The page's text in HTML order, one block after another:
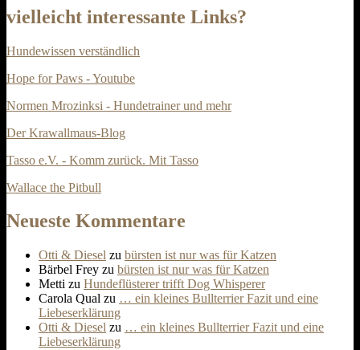
vielleicht interessante Links?
Hundewissen verständlich
Hope for Paws - Youtube
Normen Mrozinksi - Hundetrainer und mehr
Der Krawallmaus-Blog
Tasso e.V. - Komm zurück. Mit Tasso
Wallace the Pitbull
Neueste Kommentare
Otti & Diesel zu bürsten ist nur was für Katzen
Bärbel Frey zu bürsten ist nur was für Katzen
Metti zu Hundeflüsterer trifft Dog Whisperer
Carola Qual zu … ein kleines Bullterrier Fazit und eine
Liebeserklärung
Otti & Diesel zu … ein kleines Bullterrier Fazit und eine
Liebeserklärung